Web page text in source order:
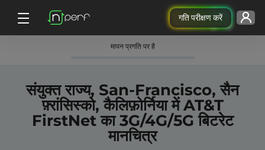
गति परीक्षण करें
मापन प्रगति पर है
संयुक्त राज्य, San-Francisco, सैन
फ़्रांसिस्को, कैलिफ़ोर्निया में AT&T
FirstNet का 3G/4G/5G बिटरेट
मानचित्र